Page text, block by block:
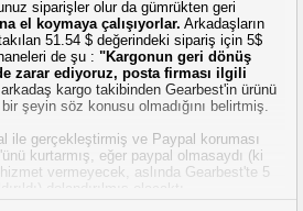
siparişler olur da gümrükten geri
el koymaya çalışıyorlar. Arkadaşların
51.54 $ değerindeki sipariş için 5$
de şu : "Kargonun geri dönüş
zarar ediyoruz, posta firması ilgili
kargo takibinden Gearbest'in ürünü
şeyin söz konusu olmadığını belirtmiş.
ile gerçekleştirmiş ve Paypal koruması
kurtarmış, eğer paypal olmasaydı (ki
vermeyecek, aslında Gearbest'te 5